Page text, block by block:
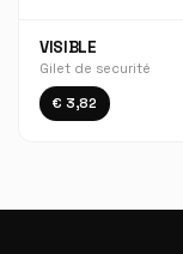
VISIBLE
Gilet de securité
€ 3,82